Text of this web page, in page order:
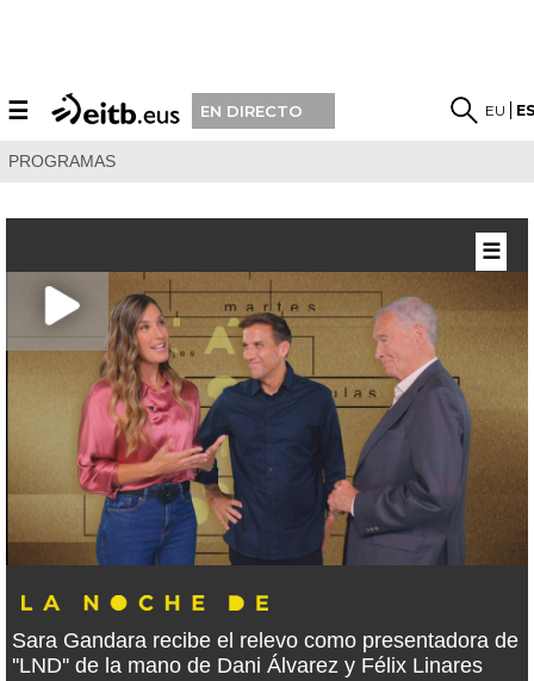
☰ EN DIRECTO EU
PROGRAMAS
Sara Gandara recibe el relevo como presentadora de
''LND'' de la mano de Dani Álvarez y Félix Linares
☰